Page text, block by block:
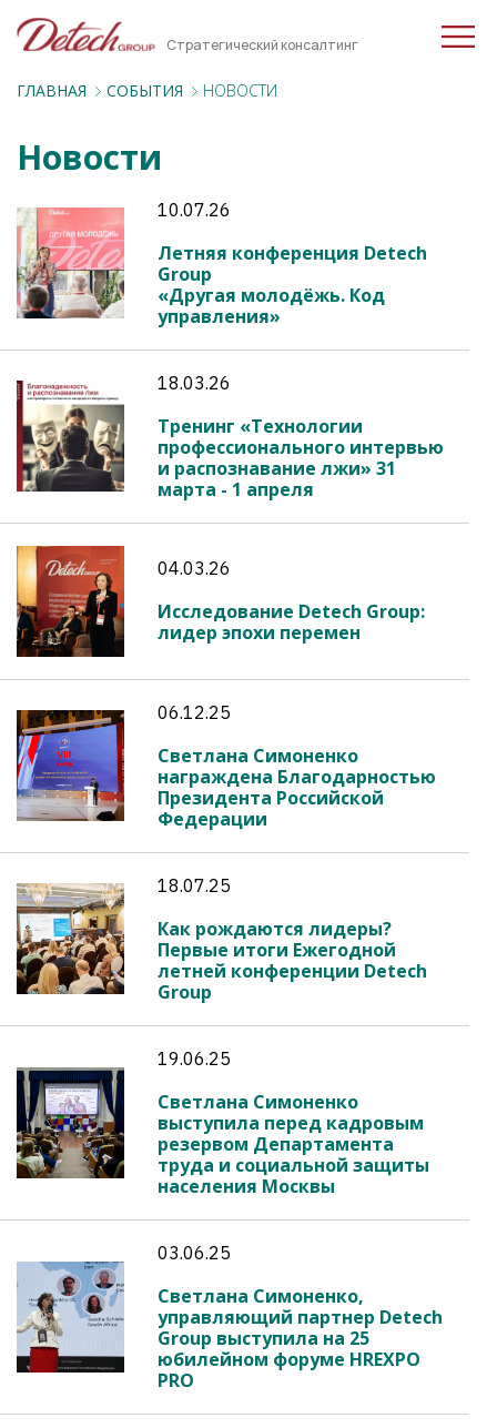
Стратегический консалтинг
ГЛАВНАЯ СОБЫТИЯ НОВОСТИ
Новости
10.07.26
Летняя конференция Detech
Group
«Другая молодёжь. Код
управления»
18.03.26
Тренинг «Технологии
профессионального интервью
и распознавание лжи» 31
марта - 1 апреля
04.03.26
Исследование Detech Group:
лидер эпохи перемен
06.12.25
Светлана Симоненко
награждена Благодарностью
Президента Российской
Федерации
18.07.25
Как рождаются лидеры?
Первые итоги Ежегодной
летней конференции Detech
Group
19.06.25
Светлана Симоненко
выступила перед кадровым
резервом Департамента
труда и социальной защиты
населения Москвы
03.06.25
Светлана Симоненко,
управляющий партнер Detech
Group выступила на 25
юбилейном форуме HREXPO
PRO